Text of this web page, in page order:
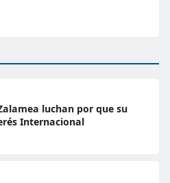
luchan por que su
Internacional